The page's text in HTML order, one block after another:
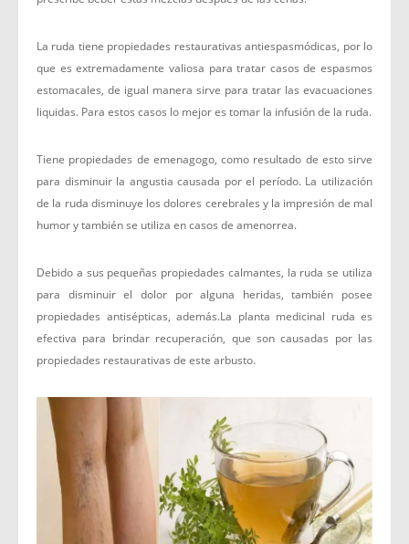
La ruda tiene propiedades restaurativas antiespasmódicas, por lo
que es extremadamente valiosa para tratar casos de espasmos
estomacales, de igual manera sirve para tratar las evacuaciones
liquidas. Para estos casos lo mejor es tomar la infusión de la ruda.
Tiene propiedades de emenagogo, como resultado de esto sirve
para disminuir la angustia causada por el período. La utilización
de la ruda disminuye los dolores cerebrales y la impresión de mal
humor y también se utiliza en casos de amenorrea.
Debido a sus pequeñas propiedades calmantes, la ruda se utiliza
para disminuir el dolor por alguna heridas, también posee
propiedades antisépticas, además.La planta medicinal ruda es
efectiva para brindar recuperación, que son causadas por las
propiedades restaurativas de este arbusto.